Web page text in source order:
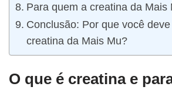
Para quem a creatina da Mais
Conclusão: Por que você
creatina da Mais Mu?
O que é creatina e